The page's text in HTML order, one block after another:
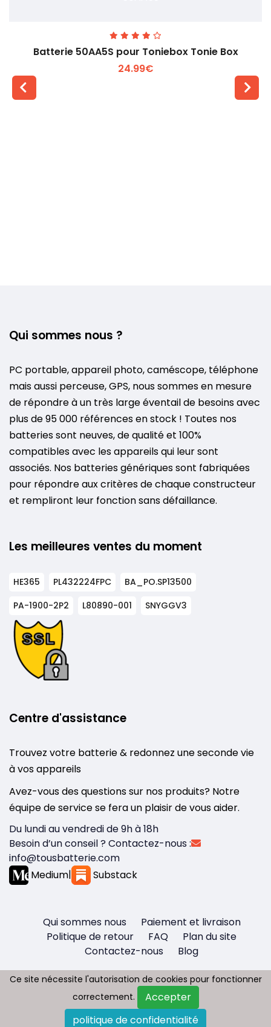
Batterie 50AA5S pour Toniebox Tonie Box
24.99€
Qui sommes nous ?
PC portable, appareil photo, caméscope, téléphone
mais aussi perceuse, GPS, nous sommes en mesure
de répondre à un très large éventail de besoins avec
plus de 95 000 références en stock ! Toutes nos
batteries sont neuves, de qualité et 100%
compatibles avec les appareils qui leur sont
associés. Nos batteries génériques sont fabriquées
pour répondre aux critères de chaque constructeur
et rempliront leur fonction sans défaillance.
Les meilleures ventes du moment
HE365 PL432224FPC
BA_PO.SP13500
PA-1900-2P2
L80890-001 SNYGGV3
Centre d'assistance
Trouvez votre batterie & redonnez une seconde vie
à vos appareils
Avez-vous des questions sur nos produits? Notre
équipe de service se fera un plaisir de vous aider.
Du lundi au vendredi de 9h à 18h
Besoin d’un conseil ? Contactez-nous :
info@tousbatterie.com
Medium| Substack
Qui sommes nous
Paiement et livraison
Politique de retour
FAQ
Plan du site
Contactez-nous
Blog
Copyright © 2026 - Tous droit réservés
Tousbatterie.com
Ce site nécessite l'autorisation de cookies pour fonctionner
correctement.
Accepter
politique de confidentialité
Ce site nécessite l'autorisation de cookies pour fonctionner
correctement.
Accepter
politique de confidentialité